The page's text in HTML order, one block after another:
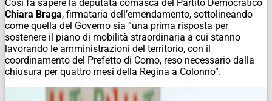
Così fa sapere la deputata comasca del Partito Democratico
Chiara Braga, firmataria dell’emendamento, sottolineando
come quella del Governo sia “una prima risposta per
sostenere il piano di mobilità straordinaria a cui stanno
lavorando le amministrazioni del territorio, con il
coordinamento del Prefetto di Como, reso necessario dalla
chiusura per quattro mesi della Regina a Colonno”.